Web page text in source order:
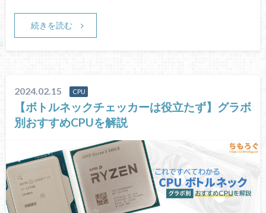
続きを読む
2024.02.15 CPU
【ボトルネックチェッカーは役立たず】グラボ
別おすすめCPUを解説